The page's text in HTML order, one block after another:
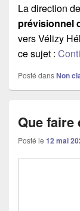
La direction
prévisionnel
vers Vélizy
ce sujet :
Posté dansNon
Que faire
Posté le 12 mai